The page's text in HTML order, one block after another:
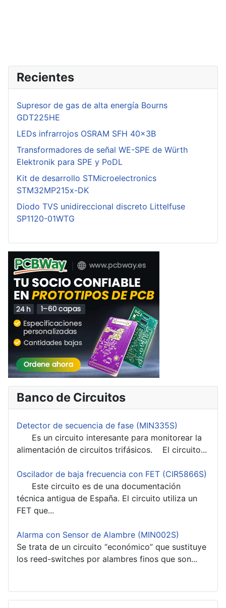
Recientes
Supresor de gas de alta energía Bourns
GDT225HE
LEDs infrarrojos OSRAM SFH 40x3B
Transformadores de señal WE-SPE de Würth
Elektronik para SPE y PoDL
Kit de desarrollo STMicroelectronics
STM32MP215x-DK
Diodo TVS unidireccional discreto Littelfuse
SP1120-01WTG
Banco de Circuitos
Detector de secuencia de fase (MIN335S)
Es un circuito interesante para monitorear la
alimentación de circuitos trifásicos. El circuito...
Oscilador de baja frecuencia con FET (CIR5866S)
Este circuito es de una documentación
técnica antigua de España. El circuito utiliza un
FET que...
Alarma con Sensor de Alambre (MIN002S)
Se trata de un circuito “económico” que sustituye
los reed-switches por alambres finos que son...